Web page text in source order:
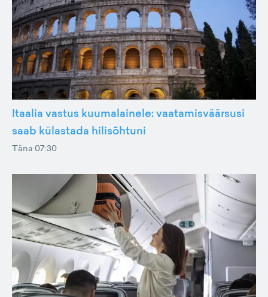
Itaalia vastus kuumalainele: vaatamisväärsusi
saab külastada hilisõhtuni
Täna 07:30